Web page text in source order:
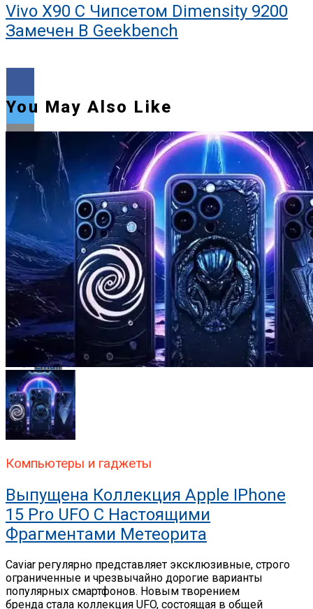
Vivo X90 С Чипсетом Dimensity 9200
Замечен В Geekbench
Flipboard
Reddit
Pinterest
Whatsapp
Whatsapp
Email
You May Also Like
Компьютеры и гаджеты
Выпущена Коллекция Apple IPhone
15 Pro UFO С Настоящими
Фрагментами Метеорита
Caviar регулярно представляет эксклюзивные, строго
ограниченные и чрезвычайно дорогие варианты
популярных смартфонов. Новым творением
бренда стала коллекция UFO, состоящая в общей